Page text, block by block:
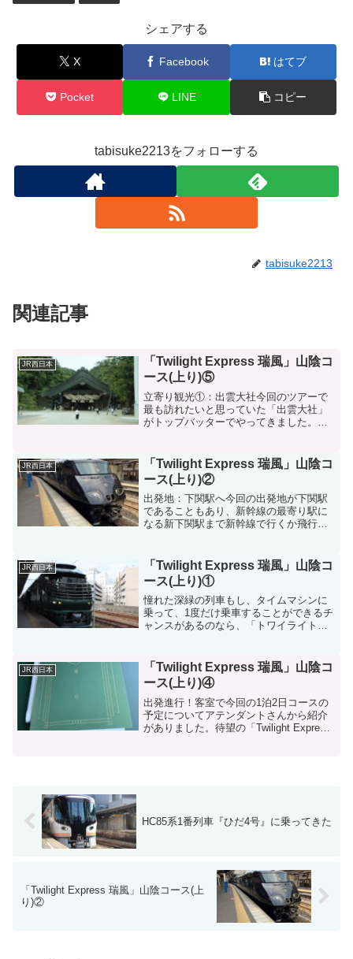
シェアする
X Facebook はてブ
Pocket LINE コピー
tabisuke2213をフォローする
tabisuke2213
関連記事
JR西日本
「Twilight Express 瑞風」山陰コ
ース(上り)⑤
立寄り観光①：出雲大社今回のツアーで
最も訪れたいと思っていた「出雲大社」
がトップバッターでやってきました。出
した濃い緑色でとてもかっこいい色をし
ていましたが、内装は普通...
JR西日本
「Twilight Express 瑞風」山陰コ
ース(上り)②
出発地：下関駅へ今回の出発地が下関駅
であることもあり、新幹線の最寄り駅に
なる新下関駅まで新幹線で行くか飛行機
なり、安定のJALで行くことにしました
（笑）瑞風のツアー代も...
JR西日本
「Twilight Express 瑞風」山陰コ
ース(上り)①
憧れた深緑の列車もし、タイムマシンに
乗って、1度だけ乗車することができるチ
ャンスがあるのなら、「トワイライトエ
旅を感じさせてくれる列車が大阪から札
幌へ運転されていたとい...
JR西日本
「Twilight Express 瑞風」山陰コ
ース(上り)④
出発進行！客室で今回の1泊2日コースの
予定についてアテンダントさんから紹介
がありました。待望の「Twilight Express
HC85系1番列車『ひだ4号』に乗ってきた
「Twilight Express 瑞風」山陰コース(上
り)②